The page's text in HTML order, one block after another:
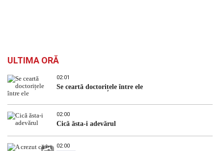
ULTIMA ORĂ
02:01
Se ceartă doctorițele între ele
02:00
Cică ăsta-i adevărul
02:00